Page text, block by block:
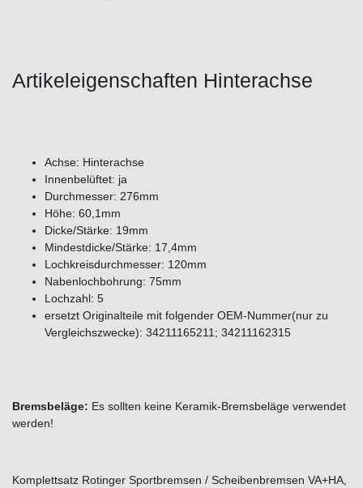
Artikeleigenschaften Hinterachse
Achse: Hinterachse
Innenbelüftet: ja
Durchmesser: 276mm
Höhe: 60,1mm
Dicke/Stärke: 19mm
Mindestdicke/Stärke: 17,4mm
Lochkreisdurchmesser: 120mm
Nabenlochbohrung: 75mm
Lochzahl: 5
ersetzt Originalteile mit folgender OEM-Nummer(nur zu
Vergleichszwecke): 34211165211; 34211162315
Bremsbeläge: Es sollten keine Keramik-Bremsbeläge verwendet
werden!
Komplettsatz Rotinger Sportbremsen / Scheibenbremsen VA+HA,